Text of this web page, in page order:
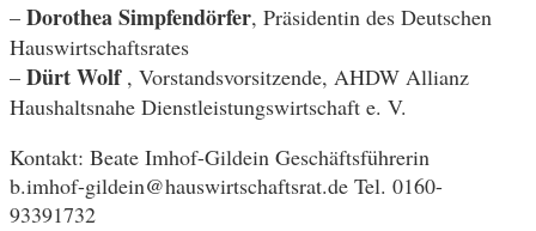
– Dorothea Simpfendörfer, Präsidentin des Deutschen
Hauswirtschaftsrates
– Dürt Wolf, Vorstandsvorsitzende, AHDW Allianz
Haushaltsnahe Dienstleistungswirtschaft e. V.
Kontakt: Beate Imhof-Gildein Geschäftsführerin
b.imhof-gildein@hauswirtschaftsrat.de Tel. 0160-
93391732